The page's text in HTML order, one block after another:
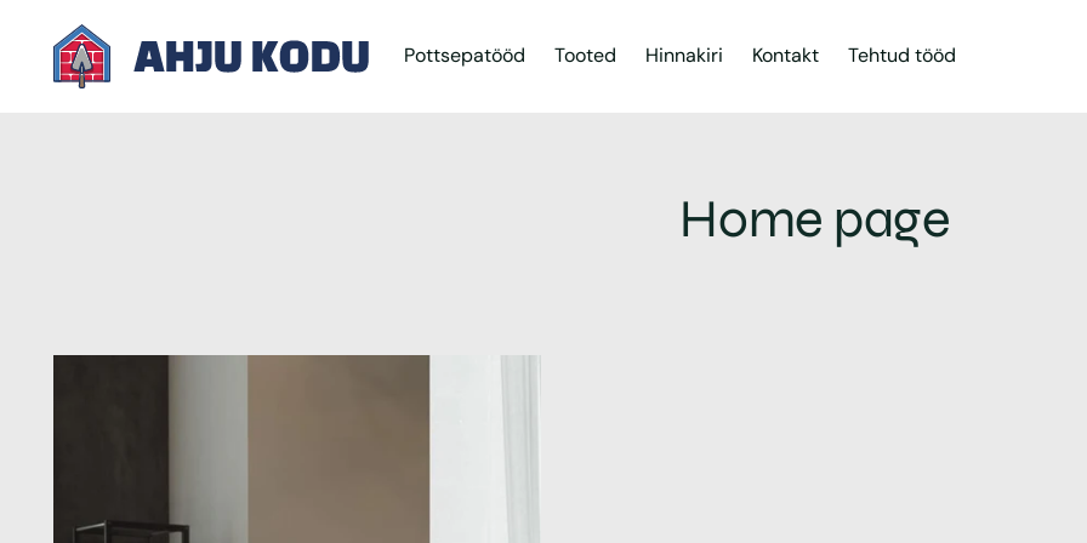
Pottsepatööd Tooted Hinnakiri Kontakt Tehtud tööd
Home page